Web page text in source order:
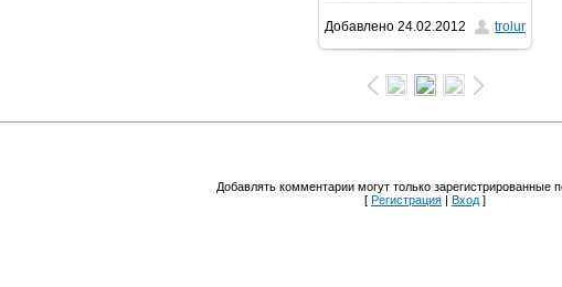
1600x1200/ 176.8Kb
Добавлено 24.02.2012 trolur
Добавлять комментарии могут только зарегистрированные
[ Регистрация | Вход ]